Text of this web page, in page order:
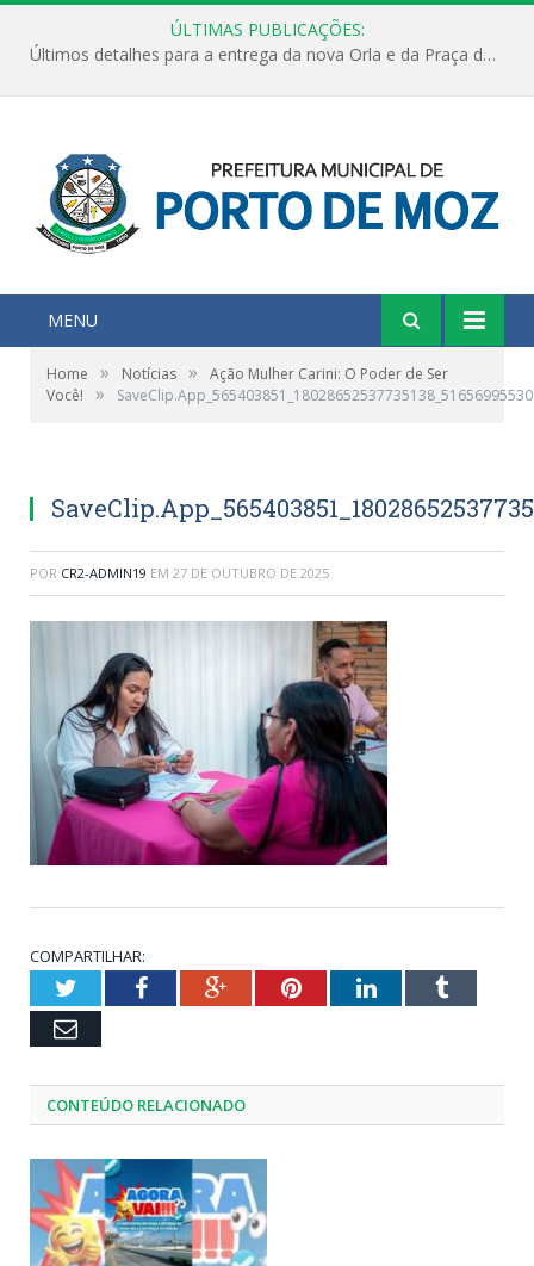
ÚLTIMAS PUBLICAÇÕES:
Últimos detalhes para a entrega da nova Orla e da Praça do Praião
MENU
Home » Notícias »
Ação Mulher Carini: O Poder de Ser
Você!
»
POR CR2-ADMIN19 EM 27 DE OUTUBRO DE 2025
COMPARTILHAR:
TwitterFacebookGoogle+PinterestLinkedInTumblr
Email
CONTEÚDO RELACIONADO